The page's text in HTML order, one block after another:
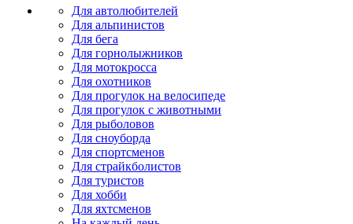
Для автолюбителей
Для альпинистов
Для бега
Для горнолыжников
Для мотокросса
Для охотников
Для прогулок на велосипеде
Для прогулок с животными
Для рыболовов
Для сноуборда
Для спортсменов
Для страйкболистов
Для туристов
Для хобби
Для яхтсменов